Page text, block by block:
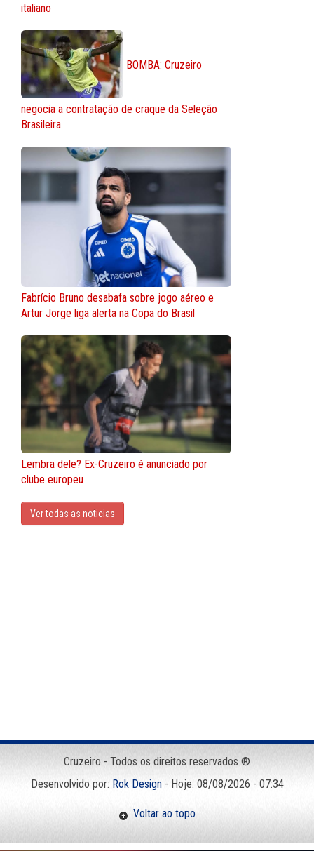
italiano
BOMBA: Cruzeiro
negocia a contratação de craque da Seleção
Brasileira
Fabrício Bruno desabafa sobre jogo aéreo e
Artur Jorge liga alerta na Copa do Brasil
Lembra dele? Ex-Cruzeiro é anunciado por
clube europeu
Ver todas as noticias
Cruzeiro - Todos os direitos reservados ®
Desenvolvido por: Rok Design- Hoje: 08/08/2026 - 07:34
Voltar ao topo